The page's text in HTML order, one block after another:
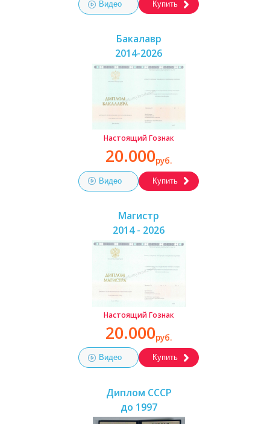
Видео Купить
Бакалавр
2014-2026
Настоящий Гознак
20.000руб.
Видео Купить
Магистр
2014 - 2026
Настоящий Гознак
20.000руб.
Видео Купить
Диплом СССР
до 1997